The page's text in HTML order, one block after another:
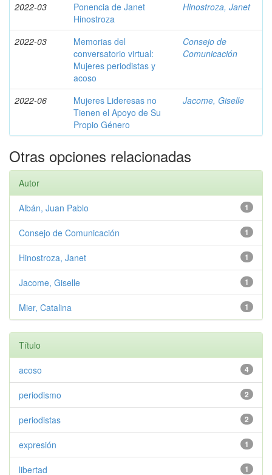
2022-03
Ponencia de Janet
Hinostroza
Hinostroza, Janet
2022-03
Memorias del
conversatorio virtual:
Mujeres periodistas y
acoso
Consejo de
Comunicación
2022-06
Mujeres Lideresas no
Tienen el Apoyo de Su
Propio Género
Jacome, Giselle
Otras opciones relacionadas
Autor
1
Albán, Juan Pablo
1
Consejo de Comunicación
1
Hinostroza, Janet
1
Jacome, Giselle
1
Mier, Catalina
Título
4
acoso
2
periodismo
2
periodistas
1
expresión
1
libertad